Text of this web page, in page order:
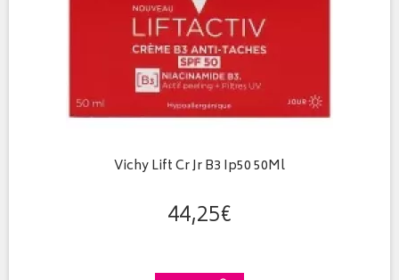
Vichy Lift Cr Jr B3 Ip50 50Ml
44,25€